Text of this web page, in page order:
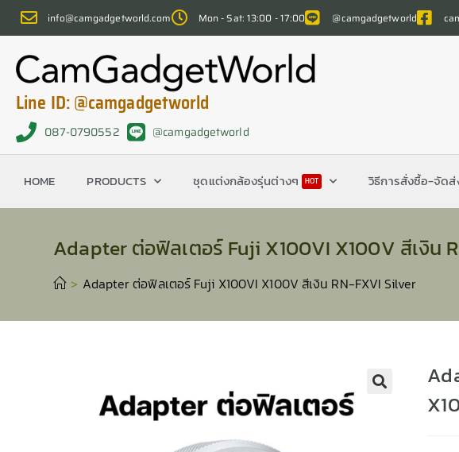
info@camgadgetworld.com Mon - Sat: 13:00 - 17:00 @camgadgetworld
Line ID: @camgadgetworld
087-0790552 @camgadgetworld
HOME PRODUCTS ชุดแต่งกล้องรุ่นต่างๆ HOT วิธีการสั่งซื้อ-จัดส่
Adapter ต่อฟิลเตอร์ Fuji X100VI X100V สีเงิน
> Adapter ต่อฟิลเตอร์ Fuji X100VI X100V สีเงิน RN-FXVI Silver